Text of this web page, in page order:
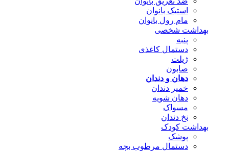
استیک بانوان
مام رول بانوان
بهداشت شخصی
پنبه
دستمال کاغذی
ژیلت
صابون
دهان و دندان
خمیر دندان
دهان شویه
مسواک
نخ دندان
بهداشت کودک
پوشک
دستمال مرطوب بچه